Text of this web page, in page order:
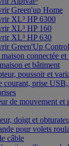
Green'up Home
XL³ HP 6300
XL³ HP 160
XL³ HP 630
Green'Up Control
connectée
et bâtiment
poussoir et
courant, prise
de mouvement et
doigt et
pour volets
câble